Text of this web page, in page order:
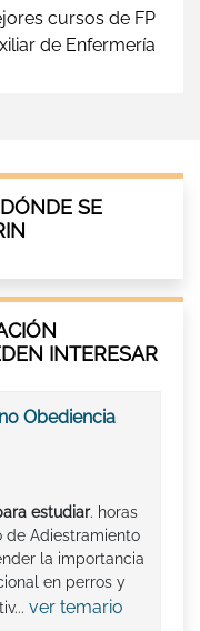
cursos de FP
de Enfermería
SE
INTERESAR
Obediencia
estudiar. horas
de Adiestramiento
la importancia
en perros y
ver temario